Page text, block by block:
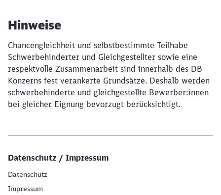
Hinweise
Chancengleichheit und selbstbestimmte Teilhabe
Schwerbehinderter und Gleichgestellter sowie eine
respektvolle Zusammenarbeit sind innerhalb des DB
Konzerns fest verankerte Grundsätze. Deshalb werden
schwerbehinderte und gleichgestellte Bewerber:innen
bei gleicher Eignung bevorzugt berücksichtigt.
Datenschutz / Impressum
Datenschutz
Impressum